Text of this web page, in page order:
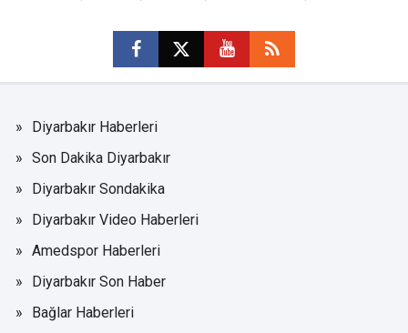
Diyarbakır Haberleri
Son Dakika Diyarbakır
Diyarbakır Sondakika
Diyarbakır Video Haberleri
Amedspor Haberleri
Diyarbakır Son Haber
Bağlar Haberleri